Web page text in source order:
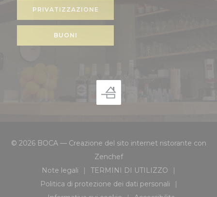
PRIVATIZZAZIONE
BUONI
© 2026 BOCA — Creazione del sito internet ristorante con
Zenchef((apre una nuova finestra))
Note legali
((apre una nuova finestra))
TERMINI DI UTILIZZO
((apre una nuova
Politica di protezione dei dati personali
((apre una nuova finestra))